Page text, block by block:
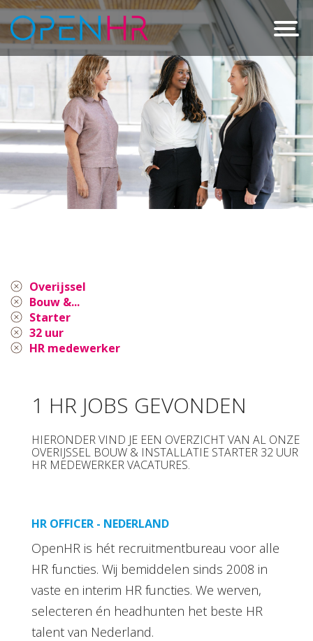
Overijssel
Bouw &...
Starter
32 uur
HR medewerker
1 HR JOBS GEVONDEN
HIERONDER VIND JE EEN OVERZICHT VAN AL ONZE
OVERIJSSEL BOUW & INSTALLATIE STARTER 32 UUR
HR MEDEWERKER VACATURES.
HR OFFICER - NEDERLAND
OpenHR is hét recruitmentbureau voor alle
HR functies. Wij bemiddelen sinds 2008 in
vaste en interim HR functies. We werven,
selecteren én headhunten het beste HR
talent van Nederland.